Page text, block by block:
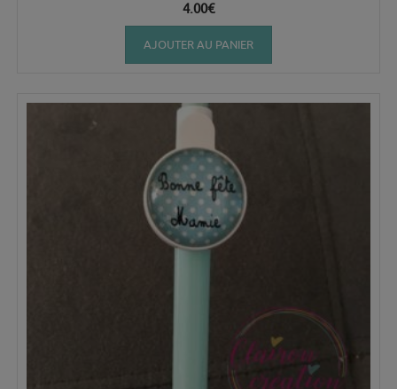
4.00€
AJOUTER AU PANIER